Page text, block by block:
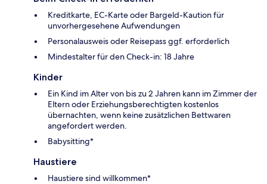
Kreditkarte, EC-Karte oder Bargeld-Kaution für
unvorhergesehene Aufwendungen
Personalausweis oder Reisepass ggf. erforderlich
Mindestalter für den Check-in: 18 Jahre
Kinder
Ein Kind im Alter von bis zu 2 Jahren kann im Zimmer der
Eltern oder Erziehungsberechtigten kostenlos
übernachten, wenn keine zusätzlichen Bettwaren
angefordert werden.
Babysitting*
Haustiere
Haustiere sind willkommen*